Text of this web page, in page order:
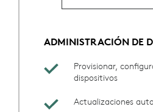
ADMINISTRACIÓN DE
Provisionar,
dispositivos
Actualizaciones